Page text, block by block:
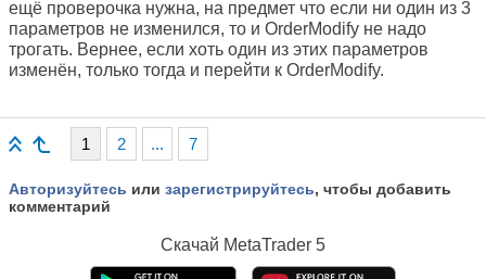
ещё проверочка нужна, на предмет что если ни один из 3
параметров не изменился, то и OrderModify не надо
трогать. Вернее, если хоть один из этих параметров
изменён, только тогда и перейти к OrderModify.
1 2 ... 7
Авторизуйтесь или зарегистрируйтесь, чтобы добавить
комментарий
Скачай MetaTrader 5